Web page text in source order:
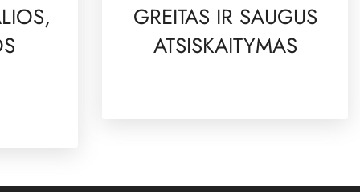
GREITAS IR SAUGUS
ATSISKAITYMAS